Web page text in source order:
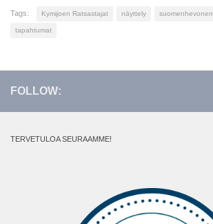
Tags: Kymijoen Ratsastajat näyttely suomenhevonen
tapahtumat
FOLLOW:
TERVETULOA SEURAAMME!